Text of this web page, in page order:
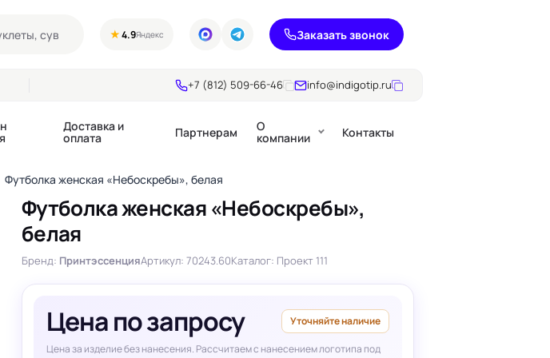
★4.9Яндекс Заказать звонок
+7 (812) 509-66-46 info@indigotip.ru
настольные
Дорхенгеры / Крючки
Некхенгеры
Флажки бумажные
Шелфтокеры
Ярлыки и бирки
Каталоги
Презентации, годовые
Доставка и
оплата Партнерам О
компании Контакты
Футболка женская «Небоскребы», белая
Футболка женская «Небоскребы»,
белая
Бренд: ПринтэссенцияАртикул: 70243.60Каталог: Проект 111
Цена по запросу Уточняйте наличие
Цена за изделие без нанесения. Рассчитаем с нанесением логотипа под